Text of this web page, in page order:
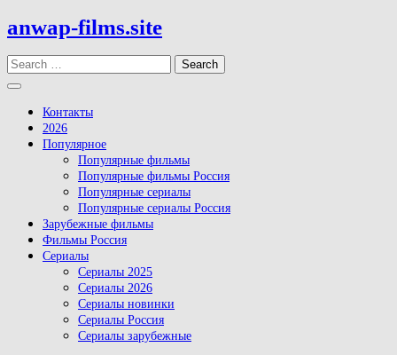
Skip
to
content
anwap-films.site
Search
Open
Button
Контакты
2026
Популярное
Популярные фильмы
Популярные фильмы Россия
Популярные сериалы
Популярные сериалы Россия
Зарубежные фильмы
Фильмы Россия
Сериалы
Сериалы 2025
Сериалы 2026
Сериалы новинки
Сериалы Россия
Сериалы зарубежные